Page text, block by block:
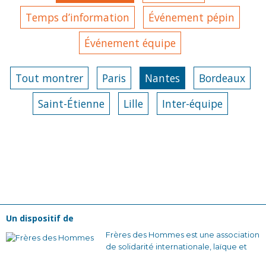
Temps d’information
Événement pépin
Événement équipe
Tout montrer Paris Nantes
Bordeaux
Saint-Étienne
Lille Inter-équipe
Un dispositif de
Frères des Hommes est une association
de solidarité internationale, laïque et